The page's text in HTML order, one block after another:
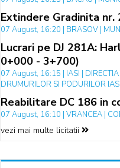
Extindere Gradinita nr.
07 August, 16:20 | BRASOV |
Lucrari pe DJ 281A:
0+000 - 3+700)
07 August, 16:15 | IASI |
DRUMURILOR SI PODURILOR
Reabilitare DC 186 in
07 August, 16:10 | VRANCEA |
vezi mai multe licitatii